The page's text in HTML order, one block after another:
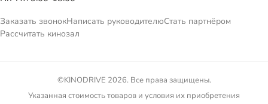
Заказать звонокНаписать руководителюСтать партнёром
Рассчитать кинозал
©KINODRIVE 2026. Все права защищены.
Указанная стоимость товаров и условия их приобретения